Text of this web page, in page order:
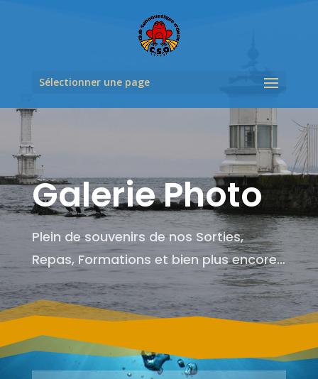
Sélectionner une page
Galerie Photo
Plein de souvenirs de nos Sorties,
Repas, Formations et bien plus encore…